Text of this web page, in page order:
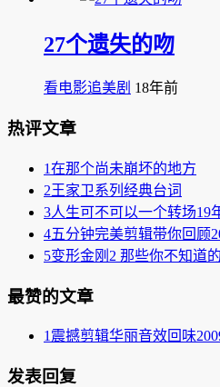
27个遗失的吻
看电影追美剧 18年前
热评文章
1在那个尚未崩坏的地方
2王家卫系列经典台词
3人生可不可以一个转场19
4五分钟完美剪辑带你回顾
5变形金刚2 那些你不知道
最赞的文章
1 震撼剪辑华丽音效回味
发表回复